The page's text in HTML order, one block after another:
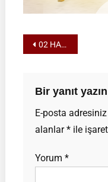
Yazı
02 HAZİRAN RAHVAN BİNİCİLİK FEDERASYON MÜSABAKASI | ÇARŞAMBA-SAMSUN
Bir yanıt yazın
E-posta
alanlar*ile
Yorum *